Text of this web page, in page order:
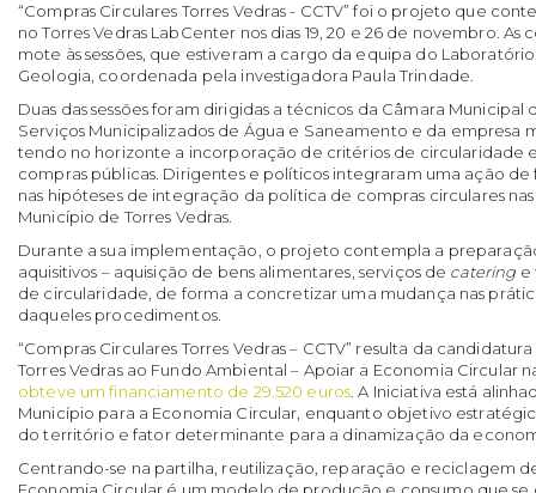
“Compras Circulares Torres Vedras - CCTV” foi o projeto que
no Torres Vedras LabCenter nos dias 19, 20 e 26 de novembro.
mote às sessões, que estiveram a cargo da equipa do
Geologia, coordenada pela investigadora Paula Trindade.
Duas das sessões foram dirigidas a técnicos da Câmara Municipal
Serviços Municipalizados de Água e Saneamento e da empresa
tendo no horizonte a incorporação de critérios de circularidade
compras públicas. Dirigentes e políticos integraram uma ação
nas hipóteses de integração da política de compras circulares
Município de Torres Vedras.
Durante a sua implementação, o projeto contempla a
aquisitivos – aquisição de bens alimentares, serviços de catering e
de circularidade, de forma a concretizar uma mudança nas
daqueles procedimentos.
“Compras Circulares Torres Vedras – CCTV” resulta da
Torres Vedras ao Fundo Ambiental – Apoiar a Economia Circular
obteve um financiamento de 29.520 euros . A Iniciativa está
Município para a Economia Circular, enquanto objetivo
do território e fator determinante para a dinamização da
Centrando-se na partilha, reutilização, reparação e reciclagem